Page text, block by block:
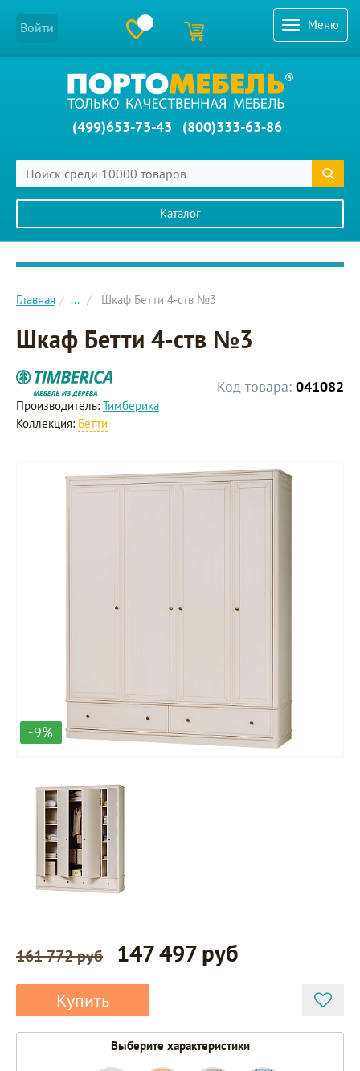
Меню
Войти
(499)653-73-43 (800)333-63-86
Каталог
Главное меню сайта
Главная ... Шкаф Бетти 4-ств №3
Шкаф Бетти 4-ств №3
Код товара: 041082
Производитель: Тимберика
Коллекция: Бетти
-9%
161 772 руб 147 497 руб
Купить
Выберите характеристики